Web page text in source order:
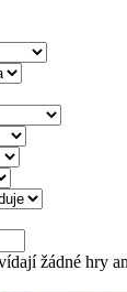
žádné hry